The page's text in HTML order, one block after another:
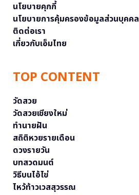
นโยบายคุกกี้
นโยบายการคุ้มครองข้อมูลส่วนบุคคล
ติดต่อเรา
เกี่ยวกับเอ็มไทย
TOP CONTENT
วัดสวย
วัดสวยเชียงใหม่
ทำนายฝัน
สถิติหวยรายเดือน
ดวงรายวัน
บทสวดมนต์
วิธีบนไอ้ไข่
ไหว้ท้าวเวสสุวรรณ